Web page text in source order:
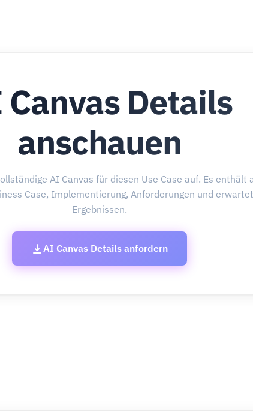
Details
anschauen
AI Canvas für diesen Use Case auf. Es enthält
Case, Implementierung, Anforderungen und
Ergebnissen.
AI Canvas Details anfordern